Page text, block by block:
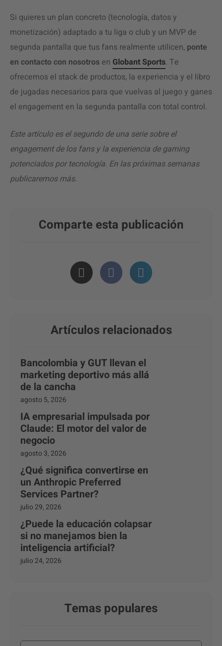
Si quieres un plan concreto (tecnología, datos y
monetización) adaptado a tu liga o club y un MVP de
segunda pantalla que tus fans realmente utilicen, ponte
en contactocon nosotros en Globant Sports. Te
ofrecemos el stack de productos, la experiencia y el libro
de jugadas necesarios para que vuelvas al juego y ganes
el engagement en la segunda pantalla con total control.
Este artículo es el segundo de una serie sobre el
engagement de los fans y la experiencia de gaming
potenciados por tecnología. En las próximas semanas
publicaremos más.
Comparte esta publicación
Artículos relacionados
Bancolombia y GUT llevan el
marketing deportivo más allá
de la cancha
agosto 5, 2026
IA empresarial impulsada por
Claude: El motor del valor de
negocio
agosto 3, 2026
¿Qué significa convertirse en
un Anthropic Preferred
Services Partner?
julio 29, 2026
¿Puede la educación colapsar
si no manejamos bien la
inteligencia artificial?
julio 24, 2026
Temas populares